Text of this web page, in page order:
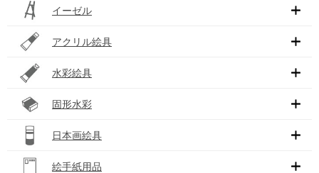
イーゼル
アクリル絵具
水彩絵具
固形水彩
日本画絵具
絵手紙用品